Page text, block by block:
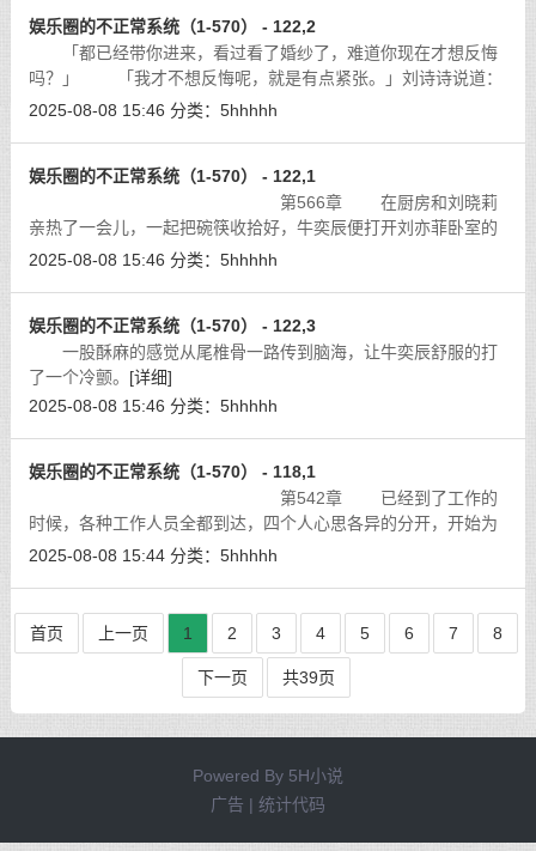
娱乐圈的不正常系统（1-570） - 122,2
「都已经带你进来，看过看了婚纱了，难道你现在才想反悔
吗？」 「我才不想反悔呢，就是有点紧张。」刘诗诗说道：
「我们两个婚纱的照片如果在这里拍的话，万一被她们泄露出去
2025-08-08 15:46 分类： 5hhhhh
娱乐圈的不正常系统（1-570） - 122,1
第566章 在厨房和刘晓莉
亲热了一会儿，一起把碗筷收拾好，牛奕辰便打开刘亦菲卧室的
门，钻到了她的房间里面。[详细]
2025-08-08 15:46 分类： 5hhhhh
娱乐圈的不正常系统（1-570） - 122,3
一股酥麻的感觉从尾椎骨一路传到脑海，让牛奕辰舒服的打
了一个冷颤。 [详细]
2025-08-08 15:46 分类： 5hhhhh
娱乐圈的不正常系统（1-570） - 118,1
第542章 已经到了工作的
时候，各种工作人员全都到达，四个人心思各异的分开，开始为
晚上的节目提前彩排。[详细]
2025-08-08 15:44 分类： 5hhhhh
首页 上一页 1 2 3 4 5 6 7 8
下一页 共39页
Powered By 5H小说
广告 | 统计代码